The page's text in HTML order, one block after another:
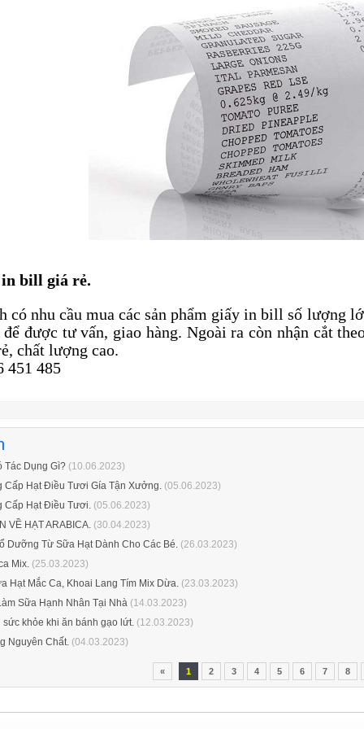
bill giá rẻ.
có nhu cầu mua các sản phẩm giấy in bill số lượng
được tư vấn, giao hàng. Ngoài ra còn nhận cắt
chất lượng cao.
451 485
Tác Dụng Gì? (10.06.2023)
Cấp Hạt Điều Tươi Gía Tận Xưởng. (05.06.2023)
Cấp Hạt Điều Tươi. (05.06.2023)
VỀ HẠT ARABICA. (30.04.2023)
Dưỡng Từ Sữa Hạt Dành Cho Các Bé. (26.03.2023)
Mix. (25.03.2023)
Hạt Mắc Ca, Khoai Lang Tím Mix Dừa. (23.03.2023)
Sữa Hạnh Nhân Tại Nhà (14.03.2023)
khỏe khi ăn bánh gạo lứt. (12.03.2023)
Nguyên Chất. (04.03.2023)
« 1 2 3 4 5 6 7 8